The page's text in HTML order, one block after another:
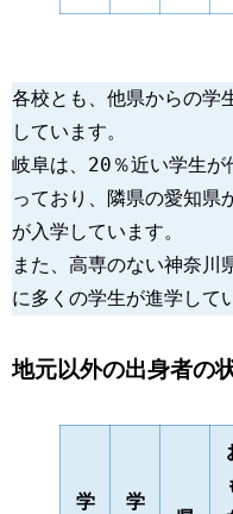
各校とも、他県からの学
しています。
岐阜は、20％近い学生が
っており、隣県の愛知県
が入学しています。
また、高専のない神奈川
に多くの学生が進学して
地元以外の出身者の
学
学